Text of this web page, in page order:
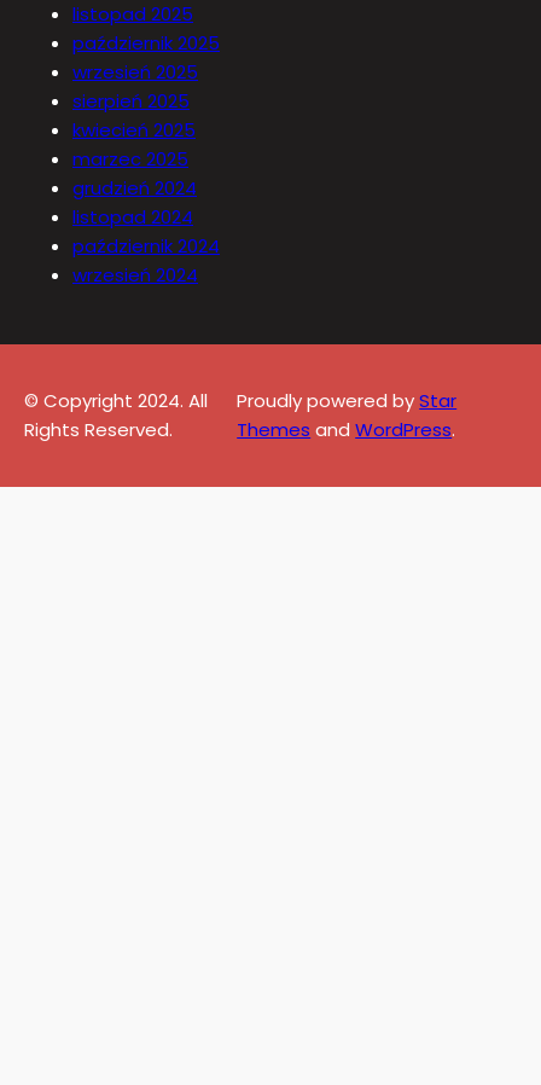
listopad 2025
październik 2025
wrzesień 2025
sierpień 2025
kwiecień 2025
marzec 2025
grudzień 2024
listopad 2024
październik 2024
wrzesień 2024
© Copyright 2024. All
Rights Reserved.
Proudly powered byStar
Themes andWordPress.